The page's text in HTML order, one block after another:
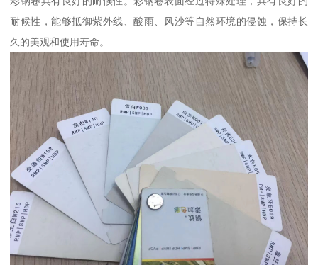
耐候性，能够抵御紫外线、酸雨、风沙等自然环境的侵蚀，保持长
久的美观和使用寿命。